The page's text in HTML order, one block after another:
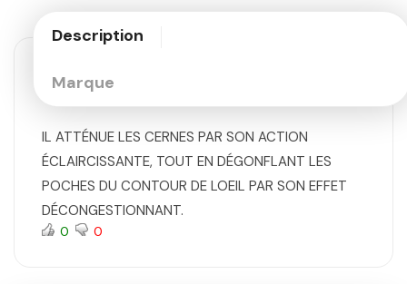
Description
Marque
IL ATTÉNUE LES CERNES PAR SON ACTION
ÉCLAIRCISSANTE, TOUT EN DÉGONFLANT LES
POCHES DU CONTOUR DE LOEIL PAR SON EFFET
DÉCONGESTIONNANT.
0 0